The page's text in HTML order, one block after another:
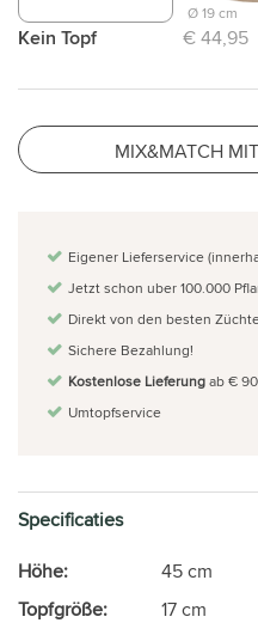
Kein Topf € 44,95
Ø 19 cm
MIX&MATCH
Eigener Lieferservice
Jetzt schon uber 100.000
Direkt von den besten
Sichere Bezahlung!
Kostenlose Lieferungab €
Umtopfservice
Specificaties
Höhe:
45 cm
Topfgröße:
17 cm